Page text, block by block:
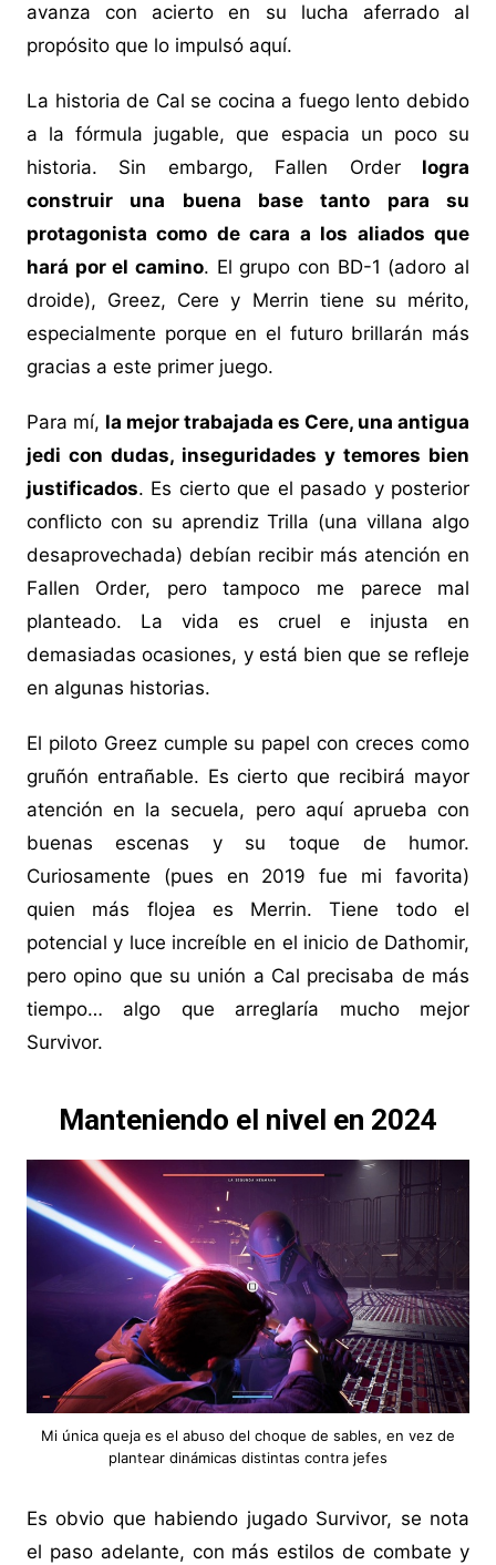
avanza con acierto en su lucha aferrado al
propósito que lo impulsó aquí.
La historia de Cal se cocina a fuego lento debido
a la fórmula jugable, que espacia un poco su
historia. Sin embargo, Fallen Order logra
construir una buena base tanto para su
protagonista como de cara a los aliados que
hará por el camino. El grupo con BD-1 (adoro al
droide), Greez, Cere y Merrin tiene su mérito,
especialmente porque en el futuro brillarán más
gracias a este primer juego.
Para mí, la mejor trabajada es Cere, una antigua
jedi con dudas, inseguridades y temores bien
justificados. Es cierto que el pasado y posterior
conflicto con su aprendiz Trilla (una villana algo
desaprovechada) debían recibir más atención en
Fallen Order, pero tampoco me parece mal
planteado. La vida es cruel e injusta en
demasiadas ocasiones, y está bien que se refleje
en algunas historias.
El piloto Greez cumple su papel con creces como
gruñón entrañable. Es cierto que recibirá mayor
atención en la secuela, pero aquí aprueba con
buenas escenas y su toque de humor.
Curiosamente (pues en 2019 fue mi favorita)
quien más flojea es Merrin. Tiene todo el
potencial y luce increíble en el inicio de Dathomir,
pero opino que su unión a Cal precisaba de más
tiempo… algo que arreglaría mucho mejor
Survivor.
Manteniendo el nivel en 2024
Mi única queja es el abuso del choque de sables, en vez de
plantear dinámicas distintas contra jefes
Es obvio que habiendo jugado Survivor, se nota
el paso adelante, con más estilos de combate y